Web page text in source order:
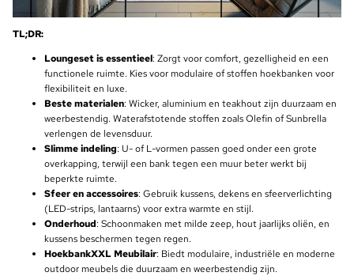
TL;DR:
Loungeset is essentieel: Zorgt voor comfort, gezelligheid en een
functionele ruimte. Kies voor modulaire of stoffen hoekbanken voor
flexibiliteit en luxe.
Beste materialen: Wicker, aluminium en teakhout zijn duurzaam en
weerbestendig. Waterafstotende stoffen zoals Olefin of Sunbrella
verlengen de levensduur.
Slimme indeling: U- of L-vormen passen goed onder een grote
overkapping, terwijl een bank tegen een muur beter werkt bij
beperkte ruimte.
Sfeer en accessoires: Gebruik kussens, dekens en sfeerverlichting
(LED-strips, lantaarns) voor extra warmte en stijl.
Onderhoud: Schoonmaken met milde zeep, hout jaarlijks oliën, en
kussens beschermen tegen regen.
HoekbankXXL Meubilair: Biedt modulaire, industriële en moderne
outdoor meubels die duurzaam en weerbestendig zijn.